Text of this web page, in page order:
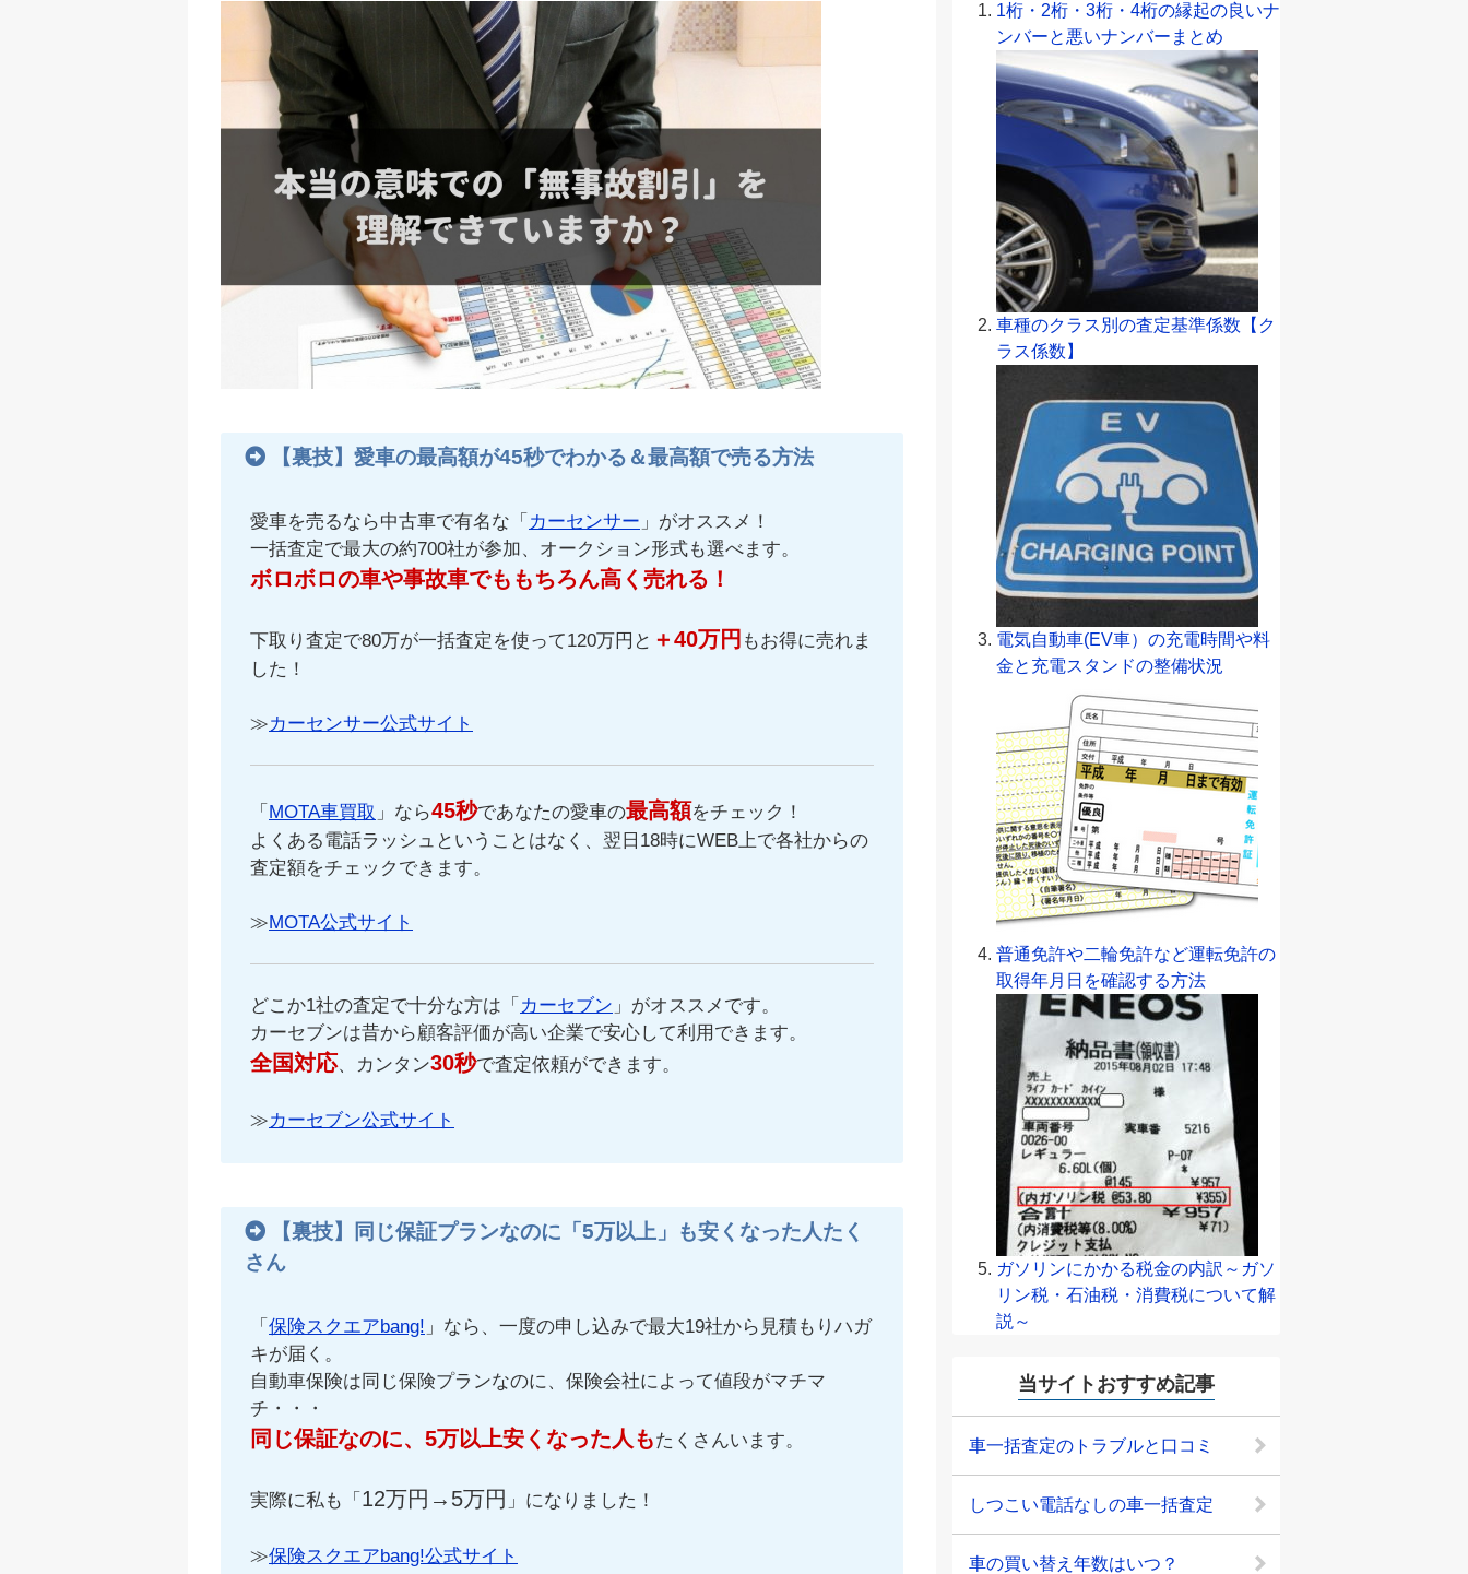
【裏技】愛車の最高額が45秒でわかる＆最高額で売る方法
愛車を売るなら中古車で有名な「 カーセンサー 」がオススメ！
一括査定で最大の約700社が参加、オークション形式も選べます。
ボロボロの車や事故車でももちろん高く売れる！
下取り査定で80万が一括査定を使って120万円と ＋40万円 もお得に売れま
した！
≫カーセンサー公式サイト
「 MOTA車買取 」なら45秒であなたの愛車の最高額をチェック！
よくある電話ラッシュということはなく、翌日18時にWEB上で各社からの
査定額をチェックできます。
≫MOTA公式サイト
どこか1社の査定で十分な方は「 カーセブン 」がオススメです。
カーセブンは昔から顧客評価が高い企業で安心して利用できます。
全国対応、カンタン30秒で査定依頼ができます。
≫カーセブン公式サイト
【裏技】同じ保証プランなのに「5万以上」も安くなった人たく
さん
「 保険スクエアbang! 」なら、一度の申し込みで最大19社から見積もりハガ
キが届く。
自動車保険は同じ保険プランなのに、保険会社によって値段がマチマ
チ・・・
同じ保証なのに、5万以上安くなった人もたくさんいます。
実際に私も「 12万円→5万円 」になりました！
≫保険スクエアbang!公式サイト
1桁・2桁・3桁・4桁の縁起の良いナ
ンバーと悪いナンバーまとめ
車種のクラス別の査定基準係数【ク
ラス係数】
電気自動車(EV車）の充電時間や料
金と充電スタンドの整備状況
普通免許や二輪免許など運転免許の
取得年月日を確認する方法
ガソリンにかかる税金の内訳～ガソ
リン税・石油税・消費税について解
説～
当サイトおすすめ記事
車一括査定のトラブルと口コミ
しつこい電話なしの車一括査定
車の買い替え年数はいつ？